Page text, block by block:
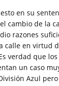
en su
cambio de la
razones
calle en virtud
verdad que
un caso
Azul